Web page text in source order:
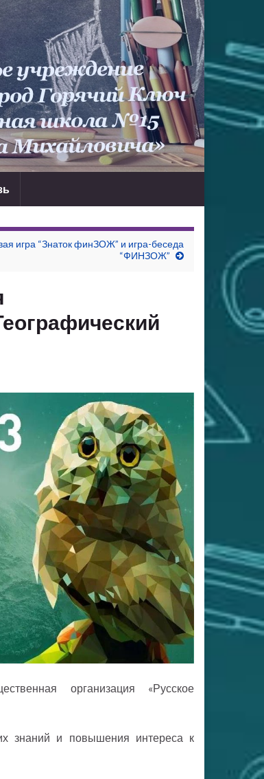
игра “Знаток финЗОЖ” и игра-беседа
“ФИНЗОЖ”
организация «Русское
знаний и повышения интереса к